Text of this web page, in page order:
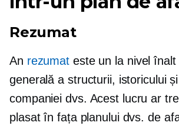
Rezumat
An rezumat este un la nivel înalt
generală a structurii, istoricului
companiei dvs. Acest lucru ar
plasat în fața planului dvs. de